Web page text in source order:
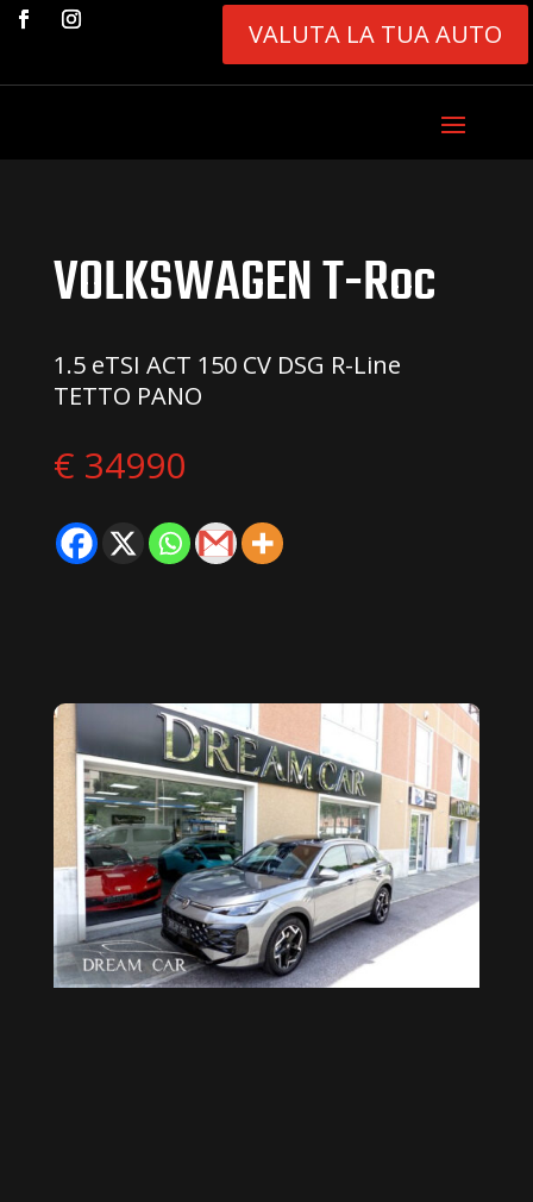
VALUTA LA TUA AUTO
VOLKSWAGEN T-Roc
1.5 eTSI ACT 150 CV DSG R-Line
TETTO PANO
€ 34990